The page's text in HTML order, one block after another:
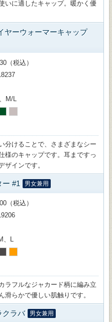
いに適したキャップ。暖かく優
ヤーウォーマーキャップ
（税込）
M/L
分けることで、さまざまなシー
様のキャップです。耳まですっ
ザインです。
ー #1 男女兼用
（税込）
、L
ラフルなジャカード柄に編み立
らかで優しい肌触りです。
クラバ 男女兼用